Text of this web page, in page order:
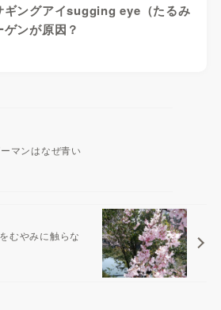
ングアイsugging eye（たるみ
ンが原因？
マンはなぜ青い
むやみに触らな